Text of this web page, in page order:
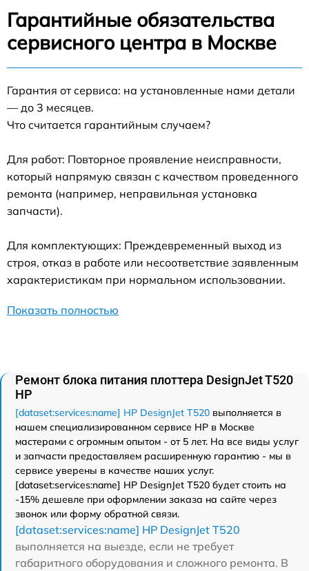
Гарантийные обязательства
сервисного центра в Москве
Гарантия от сервиса: на установленные нами детали
— до 3 месяцев.
Что считается гарантийным случаем?
Для работ: Повторное проявление неисправности,
который напрямую связан с качеством проведенного
ремонта (например, неправильная установка
запчасти).
Для комплектующих: Преждевременный выход из
строя, отказ в работе или несоответствие заявленным
характеристикам при нормальном использовании.
Показать полностью
Ремонт блока питания плоттера DesignJet T520
HP
[dataset:services:name] HP DesignJet T520 выполняется в
нашем специализированном сервисе HP в Москве
мастерами с огромным опытом - от 5 лет. На все виды услуг
и запчасти предоставляем расширенную гарантию - мы в
сервисе уверены в качестве наших услуг.
[dataset:services:name] HP DesignJet T520 будет стоить на
-15% дешевле при оформлении заказа на сайте через
звонок или форму обратной связи.
[dataset:services:name] HP DesignJet T520
выполняется на выезде, если не требует
габаритного оборудования и сложного ремонта. В